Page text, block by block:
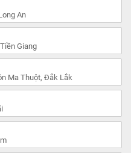
An
Giang
Ma Thuột, Đắk Lắk